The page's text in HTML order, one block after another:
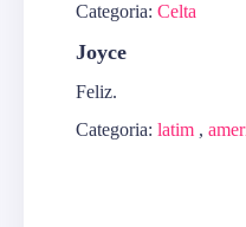
Categoria: Celta
Joyce
Feliz.
Categoria: latim ,